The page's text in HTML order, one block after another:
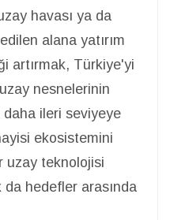
havası ya da
alana yatırım
artırmak, Türkiye'yi
nesnelerinin
daha ileri seviyeye
ekosistemini
uzay teknolojisi
hedefler arasında